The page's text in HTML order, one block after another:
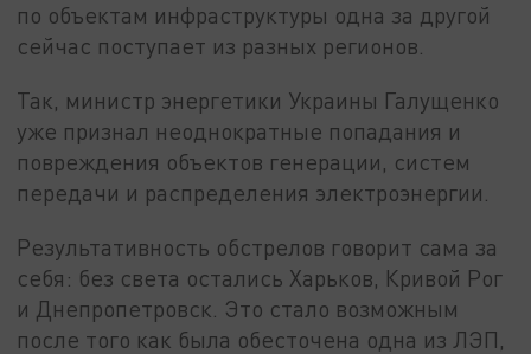
по объектам инфраструктуры одна за другой
сейчас поступает из разных регионов.
Так, министр энергетики Украины Галущенко
уже признал неоднократные попадания и
повреждения объектов генерации, систем
передачи и распределения электроэнергии.
Результативность обстрелов говорит сама за
себя: без света остались Харьков, Кривой Рог
и Днепропетровск. Это стало возможным
после того как была обесточена одна из ЛЭП,